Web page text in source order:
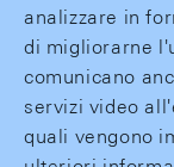
analizzare in
di migliorarne
comunicano
servizi video
quali vengono